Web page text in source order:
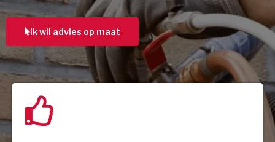
ik wil advies op maat